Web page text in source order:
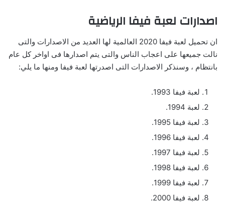
اصدارات لعبة فيفا الرياضية
ان تحميل لعبة فيفا 2020 العالمية لها العديد من الاصدارات والتى
نالت جميعها على اعجاب الناس والتى يتم اصدارها فى اواخر كل عام
بانتظام ، وسنذكر الاصدارات التى اصدرتها لعبة فيفا ومنها ما يلي:
لعبة فيفا 1993.
لعبة 1994.
لعبة فيفا 1995.
لعبة فيفا 1996.
لعبة فيفا 1997.
لعبة فيفا 1998.
لعبة فيفا 1999.
لعبة فيفا 2000.